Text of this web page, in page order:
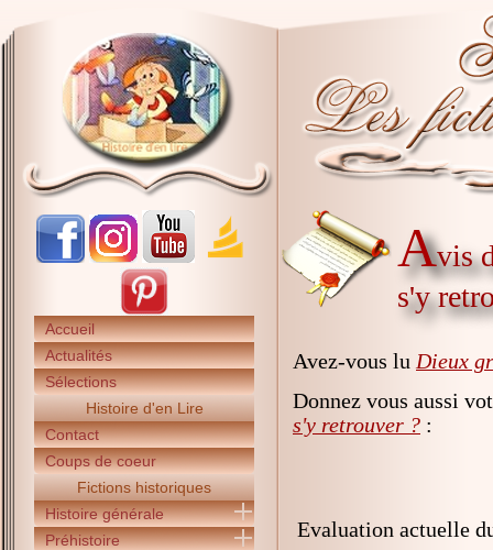
Accueil
Actualités
Sélections
Histoire d'en Lire
Contact
Coups de coeur
Fictions historiques
Histoire générale
Préhistoire
Avis
s'y
Avez-vous lu Dieux
Donnez vous aussi
s'y retrouver ? :
Evaluation actuelle